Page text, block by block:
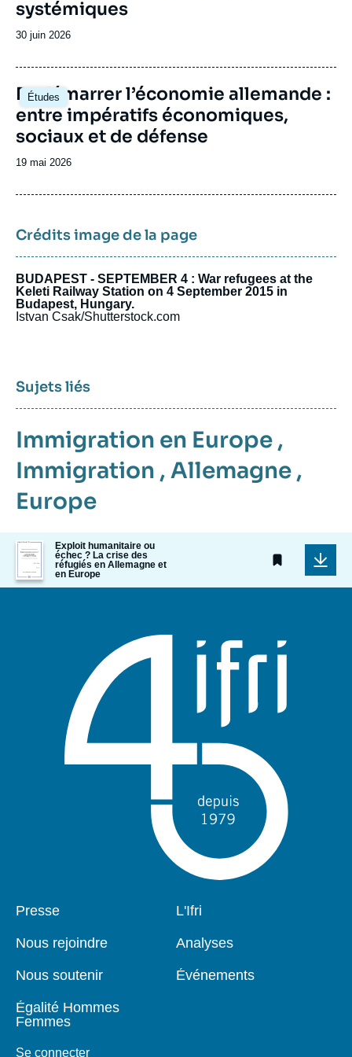
le désarmement. Auparavant, le Cerfa avait
participé au dialogue d’avenir franco-
Bosch, ou encore le groupe Daniel Vernet
(anciennement Groupe de réflexion franco-
allemand) qui avait été fondé en 2014 à
l’initiative de la Fondation Genshagen.
systémiques
Date
publication
30 juin 2026
Études
Image
principale
Redémarrer l’économie allemande :
entre impératifs économiques,
sociaux et de défense
Date
publication
19 mai 2026
Crédits image de la page
BUDAPEST - SEPTEMBER 4 : War refugees at the
Keleti Railway Station on 4 September 2015 in
Budapest, Hungary.
Istvan Csak/Shutterstock.com
Sujets liés
Immigration en Europe ,
Immigration , Allemagne ,
Europe
Image
de
couverture
de
Exploit humanitaire ou
échec ? La crise des
réfugiés en Allemagne et
en Europe
Pied
Presse
Nous rejoindre
Nous soutenir
Égalité Hommes
Femmes
Se connecter
Navigation
L'Ifri
Analyses
Événements